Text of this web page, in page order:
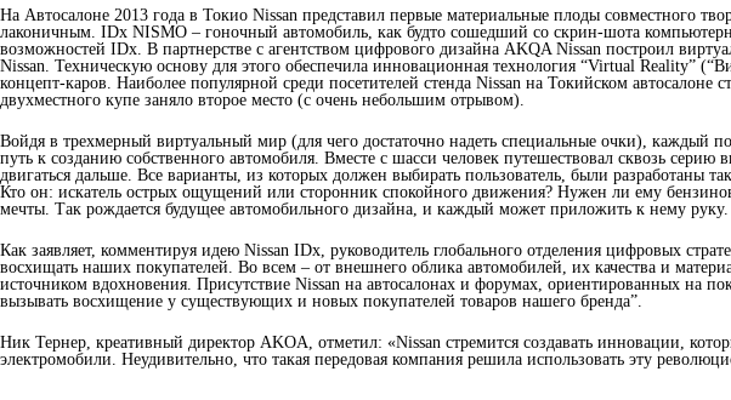
На Автосалоне 2013 года в Токио Nissan представил первые материальные плоды совместного
лаконичным. IDx NISMO – гоночный автомобиль, как будто сошедший со скрин-шота
возможностей IDx. В партнерстве с агентством цифрового дизайна AKQA Nissan построил
Nissan. Техническую основу для этого обеспечила инновационная технология “Virtual Reality”
концепт-каров. Наиболее популярной среди посетителей стенда Nissan на Токийском
двухместного купе заняло второе место (с очень небольшим отрывом).
Войдя в трехмерный виртуальный мир (для чего достаточно надеть специальные очки), каждый
путь к созданию собственного автомобиля. Вместе с шасси человек путешествовал сквозь
двигаться дальше. Все варианты, из которых должен выбирать пользователь, были разработаны
Кто он: искатель острых ощущений или сторонник спокойного движения? Нужен ли ему
мечты. Так рождается будущее автомобильного дизайна, и каждый может приложить к нему руку.
Как заявляет, комментируя идею Nissan IDx, руководитель глобального отделения цифровых
восхищать наших покупателей. Во всем – от внешнего облика автомобилей, их качества и
источником вдохновения. Присутствие Nissan на автосалонах и форумах, ориентированных
вызывать восхищение у существующих и новых покупателей товаров нашего бренда”.
Ник Тернер, креативный директор AKOA, отметил: «Nissan стремится создавать инновации,
электромобили. Неудивительно, что такая передовая компания решила использовать эту